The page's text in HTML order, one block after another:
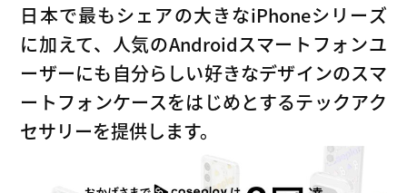
日本で最もシェアの大きなiPhoneシリーズ
に加えて、人気のAndroidスマートフォンユ
ーザーにも自分らしい好きなデザインのスマ
ートフォンケースをはじめとするテックアク
セサリーを提供します。